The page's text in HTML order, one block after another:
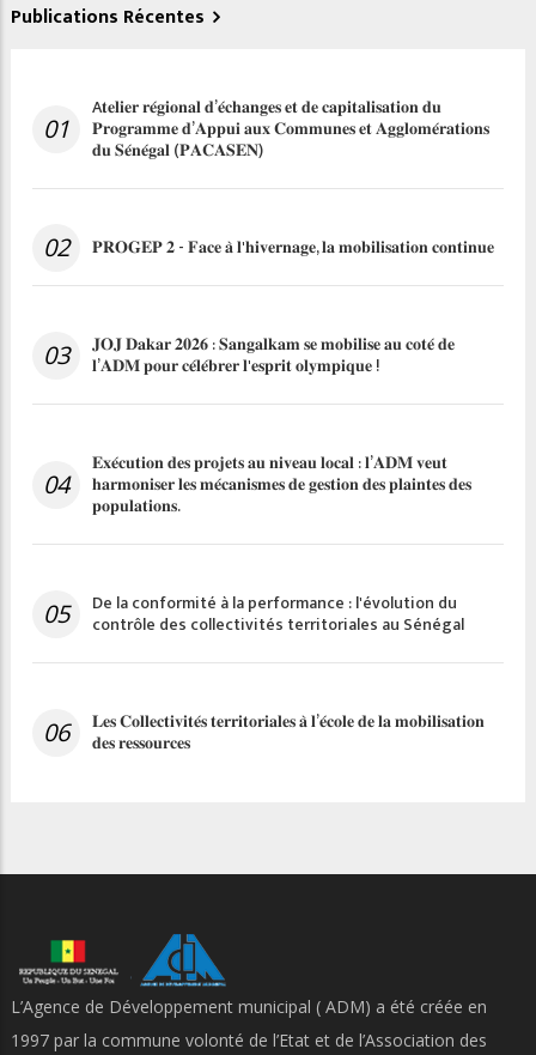
Publications Récentes
01
A𝐭𝐞𝐥𝐢𝐞𝐫 𝐫𝐞́𝐠𝐢𝐨𝐧𝐚𝐥 𝐝’𝐞́𝐜𝐡𝐚𝐧𝐠𝐞𝐬 𝐞𝐭 𝐝𝐞 𝐜𝐚𝐩𝐢𝐭𝐚𝐥𝐢𝐬𝐚𝐭𝐢𝐨𝐧 𝐝𝐮
𝐏𝐫𝐨𝐠𝐫𝐚𝐦𝐦𝐞 𝐝’𝐀𝐩𝐩𝐮𝐢 𝐚𝐮𝐱 𝐂𝐨𝐦𝐦𝐮𝐧𝐞𝐬 𝐞𝐭 𝐀𝐠𝐠𝐥𝐨𝐦𝐞́𝐫𝐚𝐭𝐢𝐨𝐧𝐬
𝐝𝐮 𝐒𝐞́𝐧𝐞́𝐠𝐚𝐥 (𝐏𝐀𝐂𝐀𝐒𝐄𝐍)
02 𝐏𝐑𝐎𝐆𝐄𝐏 𝟐 - 𝐅𝐚𝐜𝐞 𝐚̀ 𝐥'𝐡𝐢𝐯𝐞𝐫𝐧𝐚𝐠𝐞, 𝐥𝐚 𝐦𝐨𝐛𝐢𝐥𝐢𝐬𝐚𝐭𝐢𝐨𝐧 𝐜𝐨𝐧𝐭𝐢𝐧𝐮𝐞
03 𝐉𝐎𝐉 𝐃𝐚𝐤𝐚𝐫 𝟐𝟎𝟐𝟔 : 𝐒𝐚𝐧𝐠𝐚𝐥𝐤𝐚𝐦 𝐬𝐞 𝐦𝐨𝐛𝐢𝐥𝐢𝐬𝐞 𝐚𝐮 𝐜𝐨𝐭𝐞́ 𝐝𝐞
𝐥’𝐀𝐃𝐌 𝐩𝐨𝐮𝐫 𝐜𝐞́𝐥𝐞́𝐛𝐫𝐞𝐫 𝐥'𝐞𝐬𝐩𝐫𝐢𝐭 𝐨𝐥𝐲𝐦𝐩𝐢𝐪𝐮𝐞 !
04
𝐄𝐱𝐞́𝐜𝐮𝐭𝐢𝐨𝐧 𝐝𝐞𝐬 𝐩𝐫𝐨𝐣𝐞𝐭𝐬 𝐚𝐮 𝐧𝐢𝐯𝐞𝐚𝐮 𝐥𝐨𝐜𝐚𝐥 : 𝐥’𝐀𝐃𝐌 𝐯𝐞𝐮𝐭
𝐡𝐚𝐫𝐦𝐨𝐧𝐢𝐬𝐞𝐫 𝐥𝐞𝐬 𝐦𝐞́𝐜𝐚𝐧𝐢𝐬𝐦𝐞𝐬 𝐝𝐞 𝐠𝐞𝐬𝐭𝐢𝐨𝐧 𝐝𝐞𝐬 𝐩𝐥𝐚𝐢𝐧𝐭𝐞𝐬 𝐝𝐞𝐬
𝐩𝐨𝐩𝐮𝐥𝐚𝐭𝐢𝐨𝐧𝐬.
05 De la conformité à la performance : l'évolution du
contrôle des collectivités territoriales au Sénégal
06 𝐋𝐞𝐬 𝐂𝐨𝐥𝐥𝐞𝐜𝐭𝐢𝐯𝐢𝐭𝐞́𝐬 𝐭𝐞𝐫𝐫𝐢𝐭𝐨𝐫𝐢𝐚𝐥𝐞𝐬 𝐚̀ 𝐥’𝐞́𝐜𝐨𝐥𝐞 𝐝𝐞 𝐥𝐚 𝐦𝐨𝐛𝐢𝐥𝐢𝐬𝐚𝐭𝐢𝐨𝐧
𝐝𝐞𝐬 𝐫𝐞𝐬𝐬𝐨𝐮𝐫𝐜𝐞𝐬
L’Agence de Développement municipal ( ADM) a été créée en
1997 par la commune volonté de l’Etat et de l’Association des